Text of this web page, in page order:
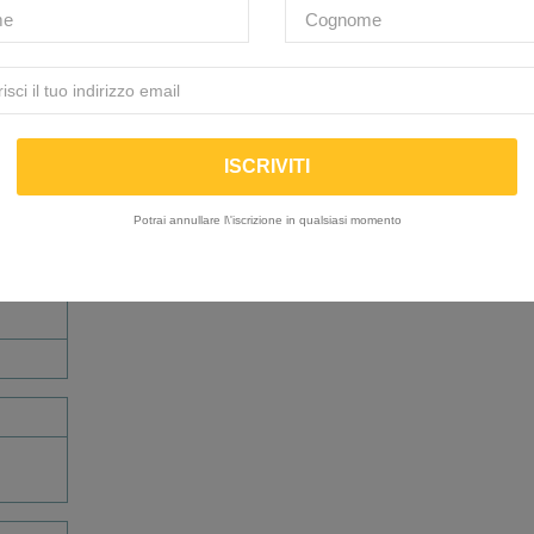
Prodotto non disponibile a
Descrizione Recensioni
Potrai annullare l\'iscrizione in qualsiasi momento